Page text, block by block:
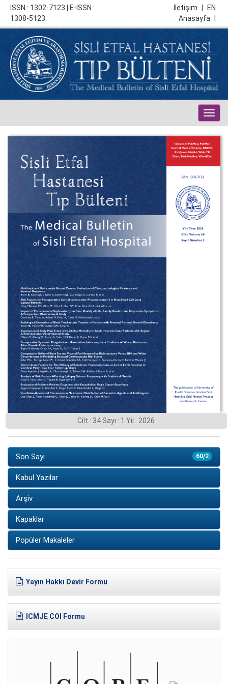
ISSN : 1302-7123 | E-ISSN :
1308-5123
EN
İletişim
Anasayfa
Cilt : 34 Sayı : 1 Yıl : 2026
60/2
Son Sayı
Kabul Yazılar
Arşiv
Kapaklar
Popüler Makaleler
Yayın Hakkı Devir Formu
ICMJE COI Formu